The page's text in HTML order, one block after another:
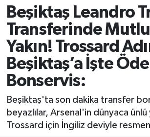
Beşiktaş Leandro
Transferinde
Yakın! Trossard
Beşiktaş’a İşte
Bonservis:
Beşiktaş'ta son dakika transfer
beyazlılar, Arsenal'in dünyaca ünlü
Trossard için İngiliz deviyle resmen
Balya
Bandırma
Bigadiç
BİYOGRAFİLER
Burhaniye
ÇEVRE
Balıkesir Namaz Vakitleri
Balıkesir Trafik Yoğunluk
Süper Lig Puan Durumu ve
Tüm Manşetler
Son Dakika Haberleri
Haber Arşivi